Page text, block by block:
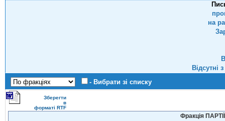
на
Відсутні
- Вибрати зі списку
Зберегти
в
форматі RTF
Фракція